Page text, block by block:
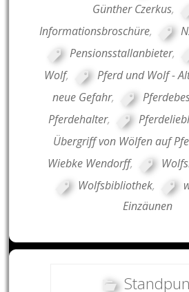
Günther Czerkus,
Informationsbroschüre,
Pensionsstallanbieter,
Wolf,
Pferd und Wolf -
neue Gefahr,
Pferdehalter,
Übergriff von Wölfen auf
Wiebke Wendorff,
Wolfsbibliothek,
Einzäunen